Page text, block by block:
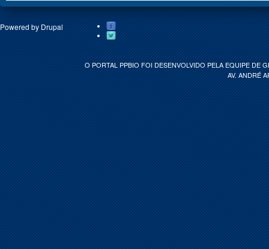
Powered by Drupal
O PORTAL PPBIO FOI DESENVOLVIDO PELA EQUIPE DE
AV. ANDRÉ